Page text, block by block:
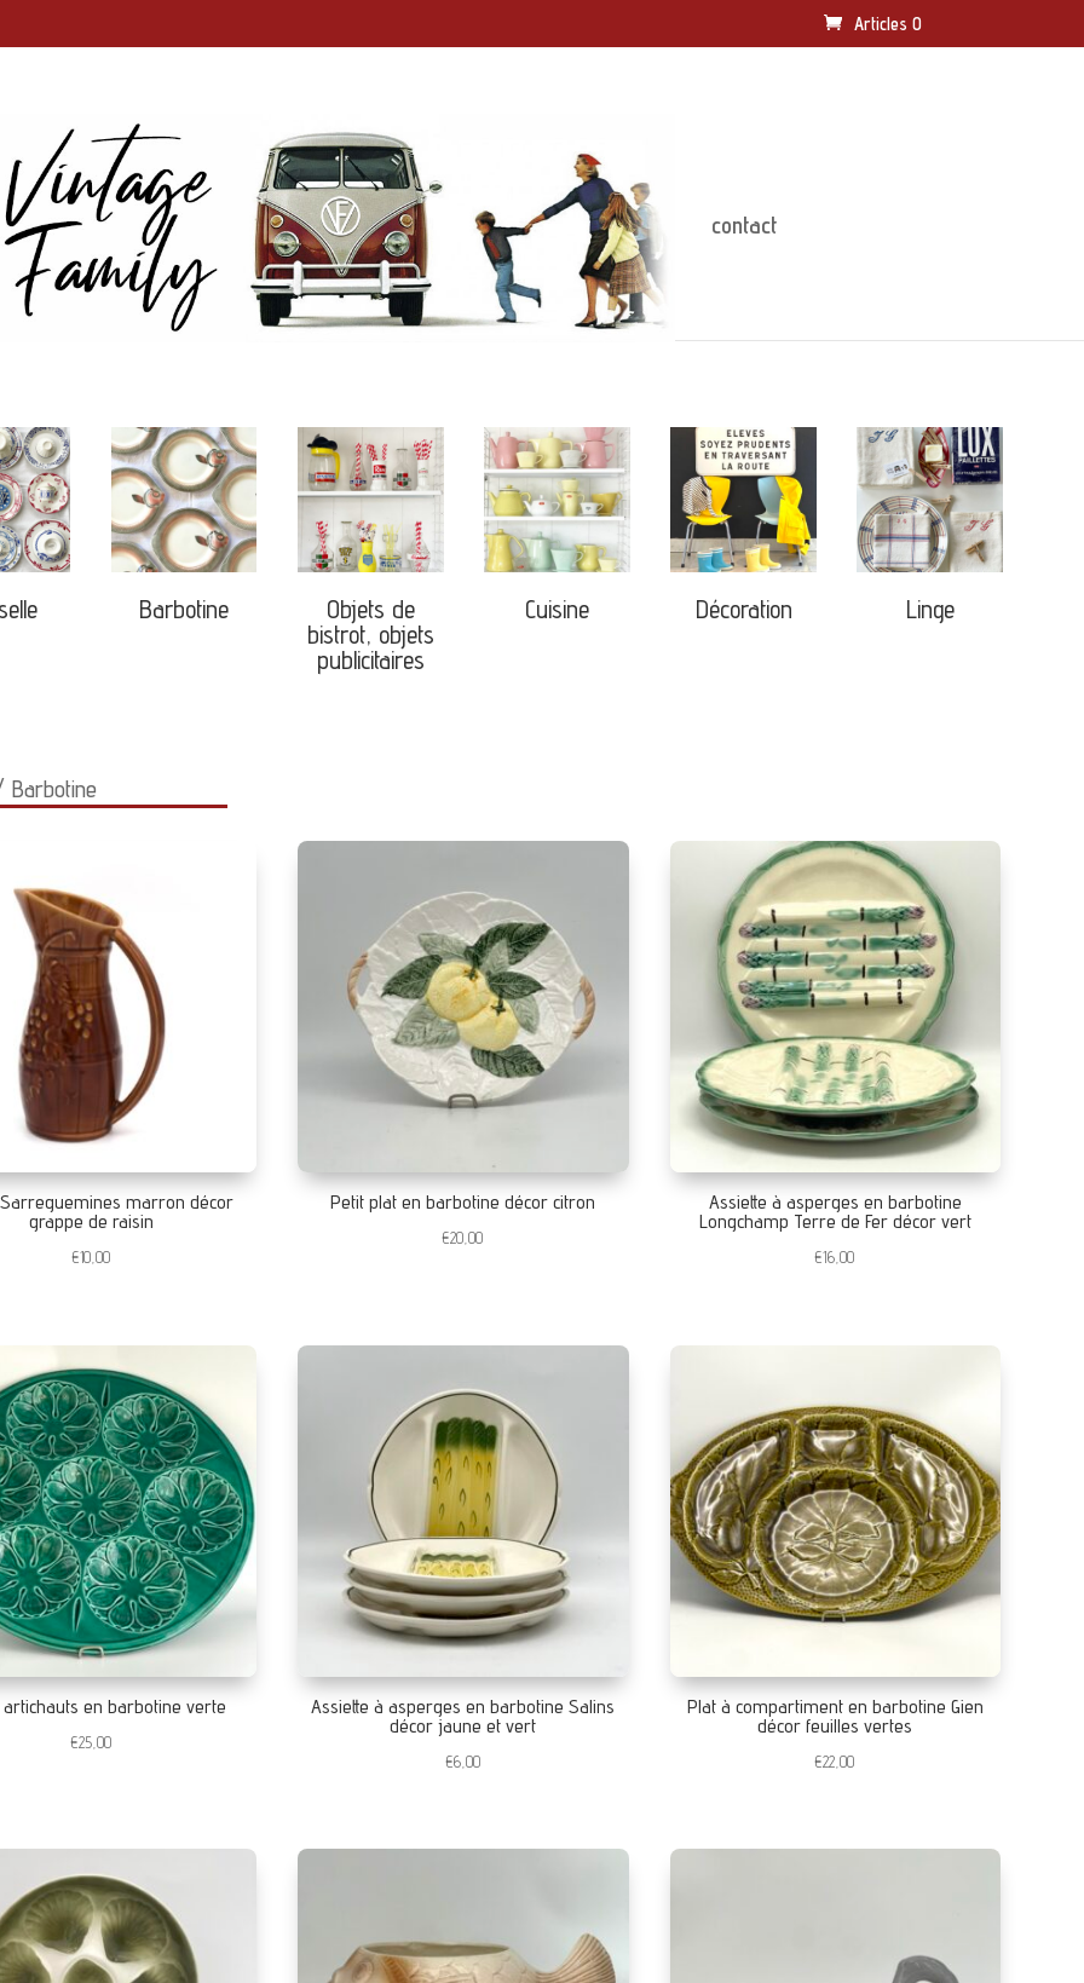
Articles 0
contact
Barbotine
Objets de
bistrot, objets
publicitaires
Cuisine Décoration Linge
marron décor
grappe de raisin
€10,00
Petit plat en barbotine décor citron
€20,00
Assiette à asperges en barbotine
Longchamp Terre de Fer décor vert
€16,00
artichauts en barbotine verte
€25,00
Assiette à asperges en barbotine Salins
décor jaune et vert
€6,00
Plat à compartiment en barbotine Gien
décor feuilles vertes
€22,00